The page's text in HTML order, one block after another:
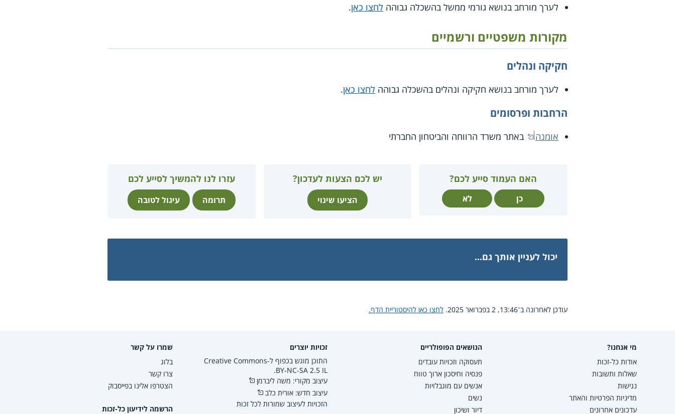
לערך מורחב בנושא גורמי ממשל בהשכלה גבוהה לחצו כאן.
מקורות משפטיים ורשמיים
חקיקה ונהלים
לערך מורחב בנושא חקיקה ונהלים בהשכלה גבוהה לחצו כאן.
הרחבות ופרסומים
אומנה באתר משרד הרווחה והביטחון החברתי
האם העמוד סייע לכם?
כן לא
יש לכם הצעות לעדכון?
הציעו שינוי
עזרו לנו להמשיך לסייע לכם
תרומה עיגול לטובה
יכול לעניין אותך גם...
עודכן לאחרונה ב־13:46, 2 בפברואר 2025. לחצו כאן להיסטוריית הדף.
מי אנחנו?
אודות כל-זכות
שאלות ותשובות
נגישות
מדיניות הפרטיות והאתר
עדכונים אחרונים
הנושאים הפופולריים
תעסוקה וזכויות עובדים
פנסיה וחיסכון ארוך טווח
אנשים עם מוגבלויות
נשים
דיור ושיכון
זכויות יוצרים
התוכן מוגש בכפוף ל-Creative Commons
BY-NC-SA 2.5 IL.
עיצוב מקורי: משה ליברמן
עיצוב חדש: אורית כלב
הזכויות לעיצוב שמורות לכל זכות
שמרו על קשר
בלוג
צרו קשר
הצטרפו אלינו בפייסבוק
הרשמה לידיעון כל-זכות